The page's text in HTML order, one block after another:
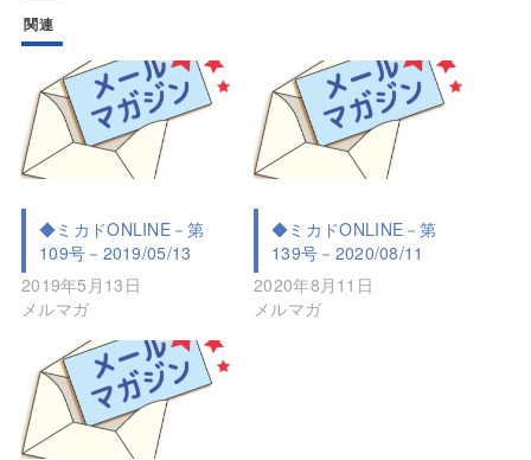
関連
◆ミカドONLINE－第
109号－2019/05/13
2019年5月13日
メルマガ
◆ミカドONLINE－第
139号－2020/08/11
2020年8月11日
メルマガ